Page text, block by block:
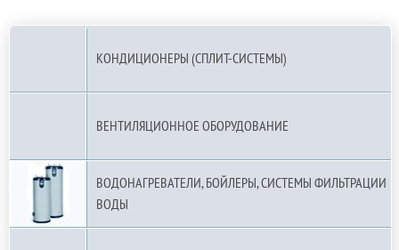
КОНДИЦИОНЕРЫ (СПЛИТ-СИСТЕМЫ)
ВЕНТИЛЯЦИОННОЕ ОБОРУДОВАНИЕ
ВОДОНАГРЕВАТЕЛИ, БОЙЛЕРЫ, СИСТЕМЫ ФИЛЬТРАЦИИ
ВОДЫ